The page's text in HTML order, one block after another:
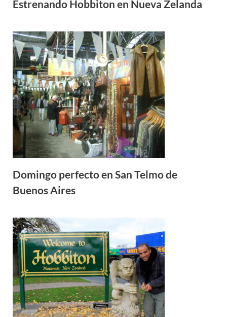
Estrenando Hobbiton en Nueva Zelanda
Domingo perfecto en San Telmo de
Buenos Aires